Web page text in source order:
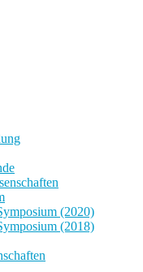
(2020)
(2018)